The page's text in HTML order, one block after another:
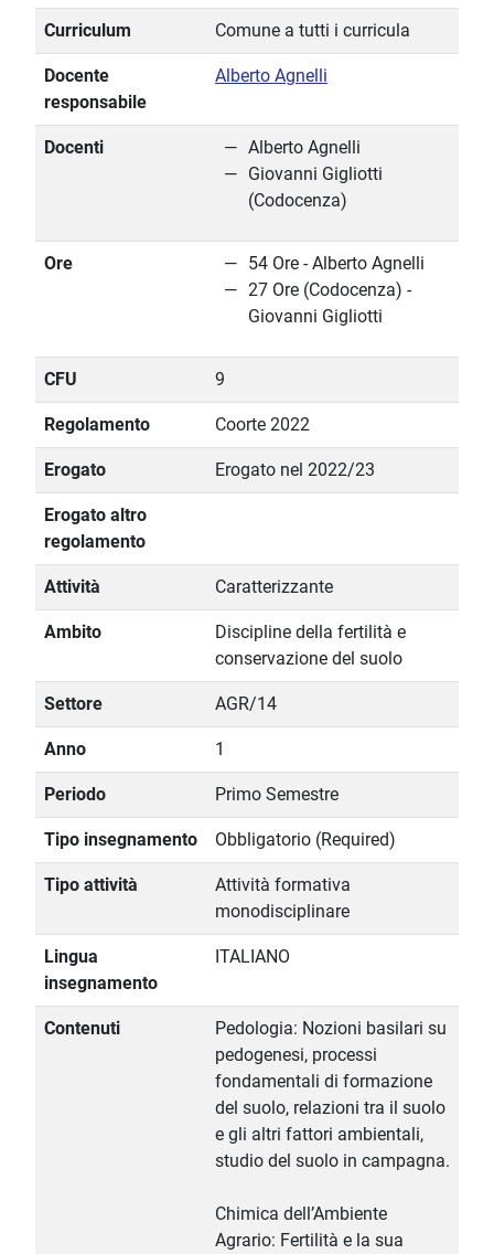
Curriculum Comune a tutti i curricula
Docente
responsabile
Alberto Agnelli
Docenti
Alberto Agnelli
Giovanni Gigliotti
(Codocenza)
Ore
54 Ore - Alberto Agnelli
27 Ore (Codocenza) -
Giovanni Gigliotti
CFU 9
Regolamento Coorte 2022
Erogato Erogato nel 2022/23
Erogato altro
regolamento
Attività Caratterizzante
Ambito
Discipline della fertilità e
conservazione del suolo
Settore AGR/14
Anno 1
Periodo Primo Semestre
Tipo insegnamento Obbligatorio (Required)
Tipo attività
Attività formativa
monodisciplinare
Lingua
insegnamento
ITALIANO
Contenuti
Pedologia: Nozioni basilari su
pedogenesi, processi
fondamentali di formazione
del suolo, relazioni tra il suolo
e gli altri fattori ambientali,
studio del suolo in campagna.
Chimica dell’Ambiente
Agrario: Fertilità e la sua